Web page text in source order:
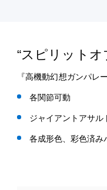
“スピリットオ
『高機動幻想ガンパ
各関節可動
ジャイアントアサル
各成形色、彩色済み